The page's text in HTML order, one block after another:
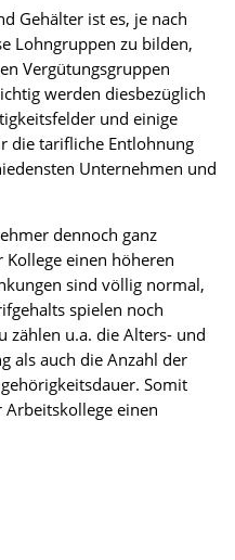
Gehälter ist es, je nach
Lohngruppen zu bilden,
Vergütungsgruppen
werden diesbezüglich
und einige
die tarifliche Entlohnung
Unternehmen und
dennoch ganz
einen höheren
sind völlig normal,
spielen noch
zählen u.a. die Alters- und
als auch die Anzahl der
Somit
Arbeitskollege einen